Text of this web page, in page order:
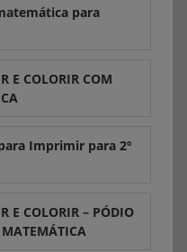
para
E COLORIR COM
Imprimir para 2º
E COLORIR – PÓDIO